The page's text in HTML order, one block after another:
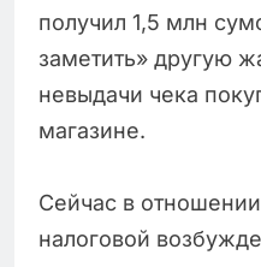
получил 1,5 млн
заметить» другую
невыдачи чека
магазине.
Сейчас в
налоговой